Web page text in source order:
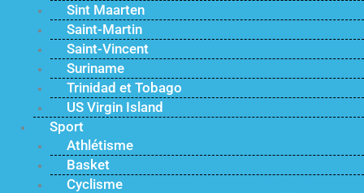
Sint Maarten
Saint-Martin
Saint-Vincent
Suriname
Trinidad et Tobago
US Virgin Island
Sport
Athlétisme
Basket
Cyclisme